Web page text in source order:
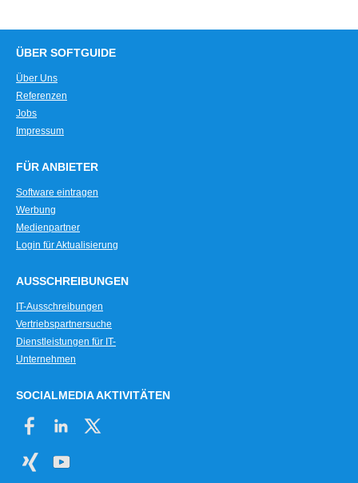
ÜBER SOFTGUIDE
Über Uns
Referenzen
Jobs
Impressum
FÜR ANBIETER
Software eintragen
Werbung
Medienpartner
Login für Aktualisierung
AUSSCHREIBUNGEN
IT-Ausschreibungen
Vertriebspartnersuche
Dienstleistungen für IT-
Unternehmen
SOCIALMEDIA AKTIVITÄTEN